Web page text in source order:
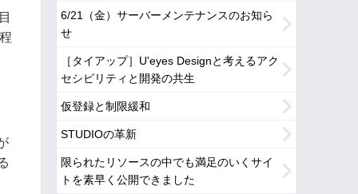
6/21（金）サーバーメンテナンスのお知ら
せ
［タイアップ］U'eyes Designと考えるアク
セシビリティと開発の共生
仮登録と制限緩和
STUDIOの革新
限られたリソースの中でも満足のいくサイ
トを素早く公開できました